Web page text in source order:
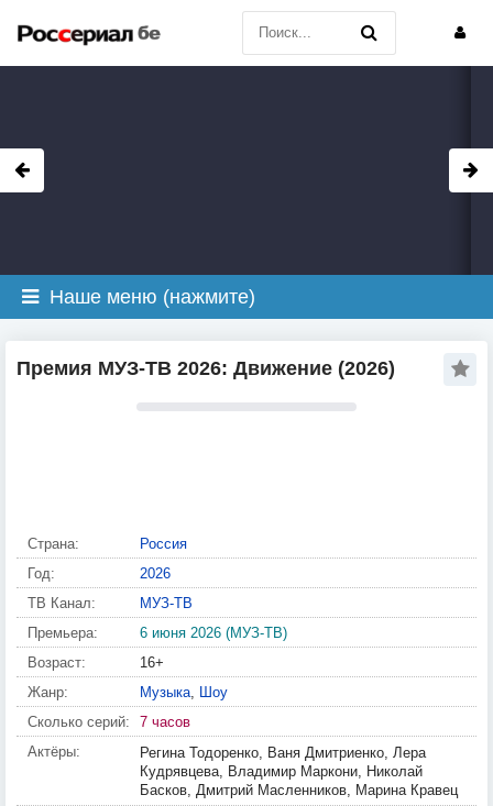
Наше меню (нажмите)
Премия МУЗ-ТВ 2026: Движение (2026)
Страна:
Россия
Год:
2026
ТВ Канал:
МУЗ-ТВ
Премьера:
6 июня 2026 (МУЗ-ТВ)
Возраст:
16+
Жанр:
Музыка, Шоу
Сколько серий:
7 часов
Актёры:
Регина Тодоренко, Ваня Дмитриенко, Лера
Кудрявцева, Владимир Маркони, Николай
Басков, Дмитрий Масленников, Марина Кравец